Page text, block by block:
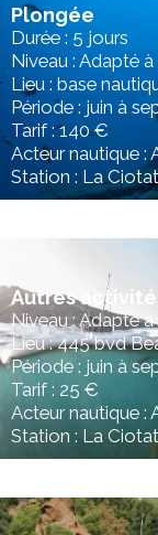
Plongée
Durée : 5 jours
Niveau : Adapté
Lieu : base
Période : juin à
Tarif : 140 €
Acteur nautique :
Station : La Ciotat
Autres
Niveau : Adapté
Lieu : 445 bvd
Période : juin à
Tarif : 25 €
Acteur nautique :
Station : La Ciotat